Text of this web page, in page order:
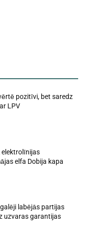
pozitīvi, bet saredz
LPV
elfa Dobija kapa
labējās partijas
uzvaras garantijas